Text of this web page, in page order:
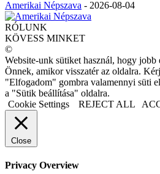
Amerikai Népszava - 2026-08-04
RÓLUNK
KÖVESS MINKET
©
Website-unk sütiket használ, hogy jobb
Önnek, amikor visszatér az oldalra.
"Elfogadom" gombra valamennyi süti
a "Sütik beállítása" oldalra.
Cookie Settings
REJECT ALL
Close
Privacy Overview